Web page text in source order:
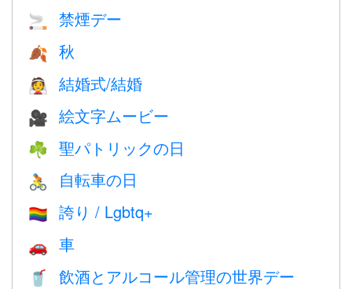
🚬 禁煙デー
🍂 秋
👰 結婚式/結婚
🎥 絵文字ムービー
☘️ 聖パトリックの日
🚴 自転車の日
🏳️‍🌈 誇り / Lgbtq+
🚗 車
🥤 飲酒とアルコール管理の世界デー